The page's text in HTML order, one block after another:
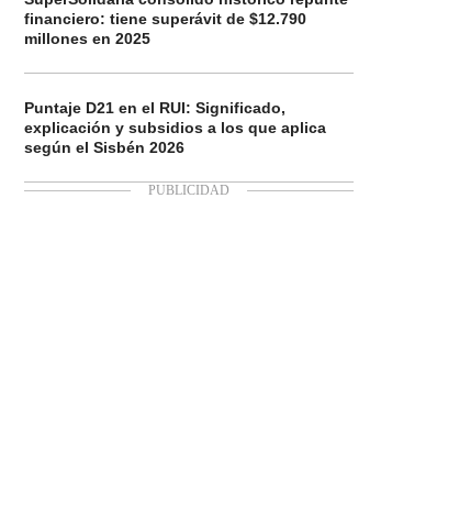
financiero: tiene superávit de $12.790
millones en 2025
Puntaje D21 en el RUI: Significado,
explicación y subsidios a los que aplica
según el Sisbén 2026